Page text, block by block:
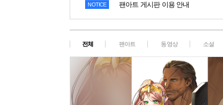
NOTICE 팬아트 게시판 이용 안내
전체 팬아트 동영상 소설